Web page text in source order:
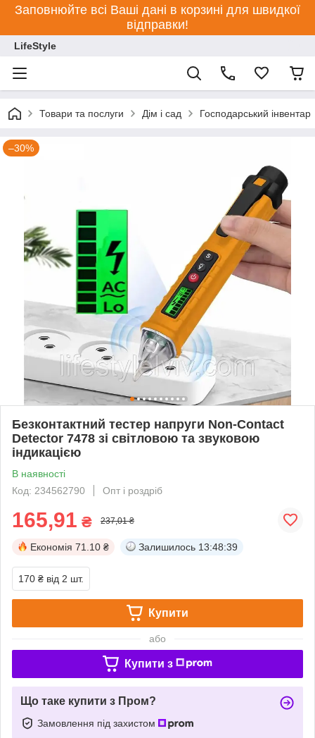
Заповнюйте всі Ваші дані в корзині для швидкої
відправки!
LifeStyle
Товари та послуги Дім і сад Господарський інвентар
–30%
Безконтактний тестер напруги Non-Contact
Detector 7478 зі світловою та звуковою
індикацією
В наявності
Код: 234562790
Опт і роздріб
165,91 ₴ 237,01 ₴
Економія 71.10 ₴ Залишилось 13:48:39
170 ₴ від 2 шт.
Купити
або
Купити з
Що таке купити з Пром?
Замовлення під захистом